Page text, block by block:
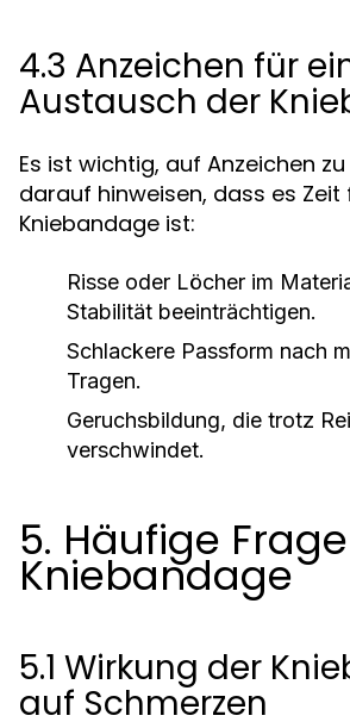
4.3 Anzeichen für
Austausch der
Es ist wichtig, auf Anzeichen
darauf hinweisen, dass es Zeit
Kniebandage ist:
Risse oder Löcher im
Stabilität beeinträchtigen.
Schlackere Passform nach
Tragen.
Geruchsbildung, die trotz
verschwindet.
5. Häufige
Kniebandage
5.1 Wirkung der
auf Schmerzen